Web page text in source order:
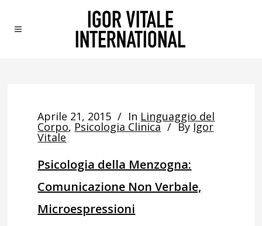
Aprile 21, 2015 In Linguaggio del
Corpo, Psicologia Clinica By Igor
Vitale
Psicologia della Menzogna:
Comunicazione Non Verbale,
Microespressioni